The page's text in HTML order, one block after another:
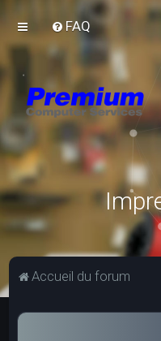
FAQ
Accueil du forum